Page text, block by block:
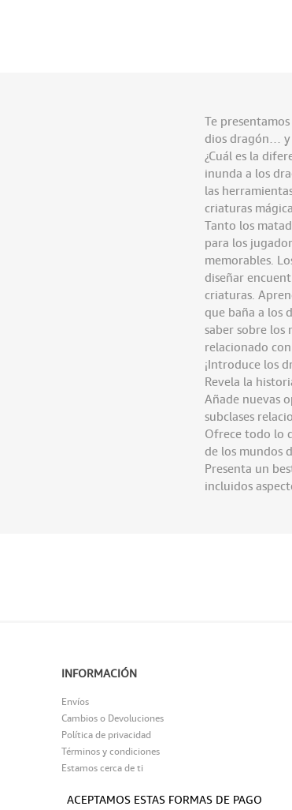
Te
dios dragón… y
¿Cuál es la
inunda a los
las
criaturas
Tanto los
para los
memorables.
diseñar
criaturas.
que baña a los
saber sobre los
relacionado
¡Introduce los
Revela la
Añade nuevas
subclases
Ofrece todo lo
de los mundos
Presenta un
incluidos
INFORMACIÓN
Envíos
Cambios o Devoluciones
Política de privacidad
Términos y condiciones
Estamos cerca de ti
ACEPTAMOS ESTAS FORMAS DE PAGO